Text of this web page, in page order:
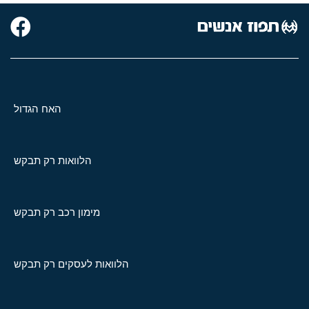
האח הגדול
הלוואות רק תבקש
מימון רכב רק תבקש
הלוואות לעסקים רק תבקש